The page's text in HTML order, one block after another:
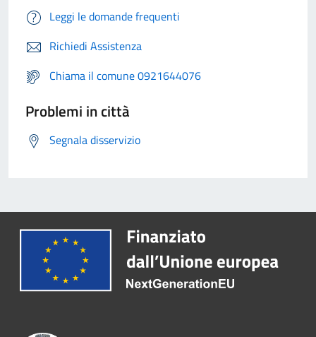
Leggi le domande frequenti
Richiedi Assistenza
Chiama il comune 0921644076
Problemi in città
Segnala disservizio